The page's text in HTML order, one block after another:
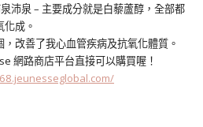
沛泉 – 主要成分就是白藜蘆醇，全部都
成。
改善了我心血管疾病及抗氧化體質。
網路商店平台直接可以購買喔！